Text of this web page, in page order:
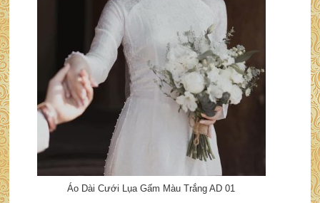
Áo Dài Cưới Lụa Gấm Màu Trắng AD 01